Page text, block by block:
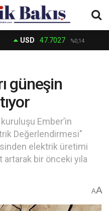
USD 47.7027 %0,14
güneşin
Ember’in
Değerlendirmesi"
elektrik üretimi
artarak bir önceki yıla
AA